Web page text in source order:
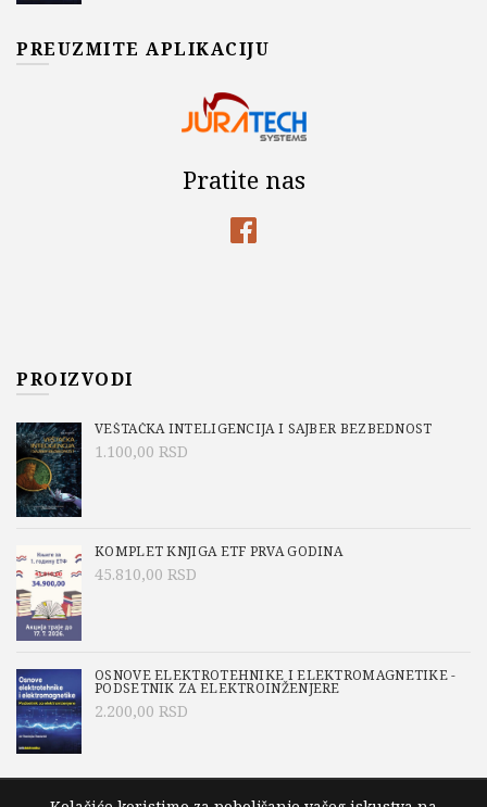
PREUZMITE APLIKACIJU
Pratite nas
PROIZVODI
VEŠTAČKA INTELIGENCIJA I SAJBER BEZBEDNOST
1.100,00 RSD
KOMPLET KNJIGA ETF PRVA GODINA
45.810,00 RSD
OSNOVE ELEKTROTEHNIKE I ELEKTROMAGNETIKE -
PODSETNIK ZA ELEKTROINŽENJERE
2.200,00 RSD